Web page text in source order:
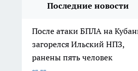
Последние новости
После атаки БПЛА на
загорелся Ильский НПЗ,
ранены пять человек